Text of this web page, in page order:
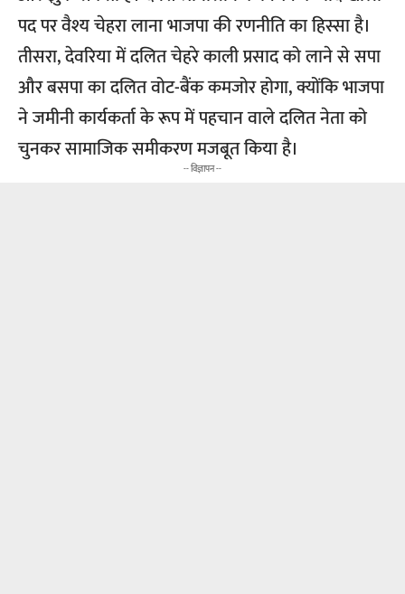
पद पर वैश्य चेहरा लाना भाजपा की रणनीति का हिस्सा है।
तीसरा, देवरिया में दलित चेहरे काली प्रसाद को लाने से सपा
और बसपा का दलित वोट-बैंक कमजोर होगा, क्योंकि भाजपा
ने जमीनी कार्यकर्ता के रूप में पहचान वाले दलित नेता को
चुनकर सामाजिक समीकरण मजबूत किया है।
-- विज्ञापन --